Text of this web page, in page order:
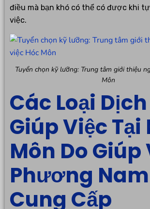
điều mà bạn khó có thể có được khi
việc.
Tuyển chọn kỹ lưỡng: Trung tâm giới thiệu
Môn
Các Loại
Giúp Việc Tại
Môn Do Giúp
Phương Nam
Cung Cấp